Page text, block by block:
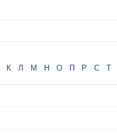
К Л М Н О П Р С Т